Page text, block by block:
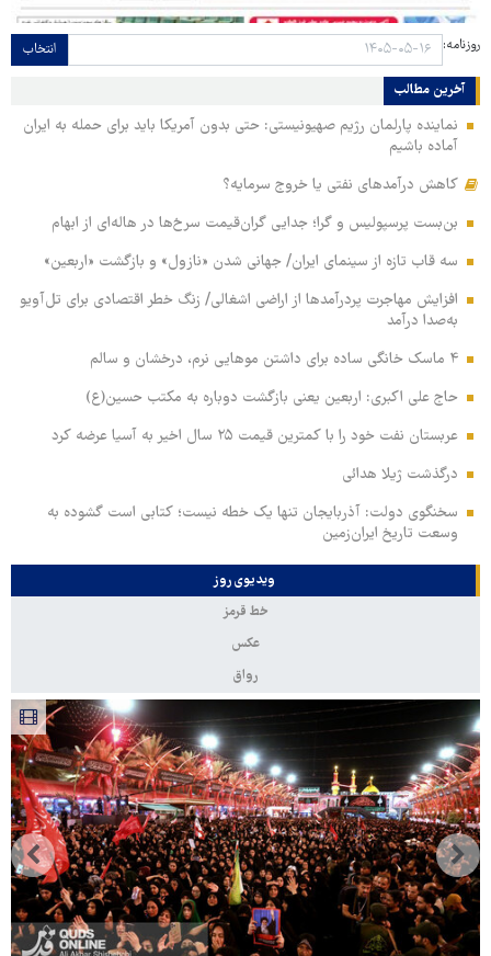
روزنامه: انتخاب
آخرین مطالب
نماینده پارلمان رژیم صهیونیستی: حتی بدون آمریکا باید برای حمله به ایران
آماده باشیم
کاهش درآمدهای نفتی یا خروج سرمایه؟
بن‌بست پرسپولیس و گرا؛ جدایی گران‌قیمت سرخ‌ها در هاله‌ای از ابهام
سه قاب تازه از سینمای ایران/ جهانی شدن «نازول» و بازگشت «اربعین»
افزایش مهاجرت پردرآمدها از اراضی اشغالی/ زنگ خطر اقتصادی برای تل‌آویو
به‌صدا درآمد
۴ ماسک خانگی ساده برای داشتن موهایی نرم، درخشان و سالم
حاج علی اکبری: اربعین یعنی بازگشت دوباره به مکتب حسین(ع)
عربستان نفت خود را با کمترین قیمت ۲۵ سال اخیر به آسیا عرضه کرد
درگذشت ژیلا هدائی
سخنگوی دولت: آذربایجان تنها یک خطه نیست؛ کتابی است گشوده به
وسعت تاریخ ایران‌زمین
ویدیوی روز
خط قرمز
عکس
رواق